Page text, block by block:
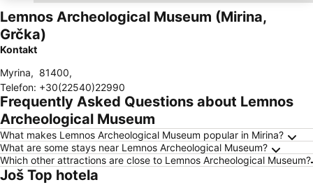
Lemnos Archeological Museum (Mirina,
Grčka)
Kontakt
Μyrina, 81400,
Telefon: +30(22540)22990
Frequently Asked Questions about Lemnos
Archeological Museum
What makes Lemnos Archeological Museum popular in Mirina?
What are some stays near Lemnos Archeological Museum?
Which other attractions are close to Lemnos Archeological Museum?
Još Top hotela